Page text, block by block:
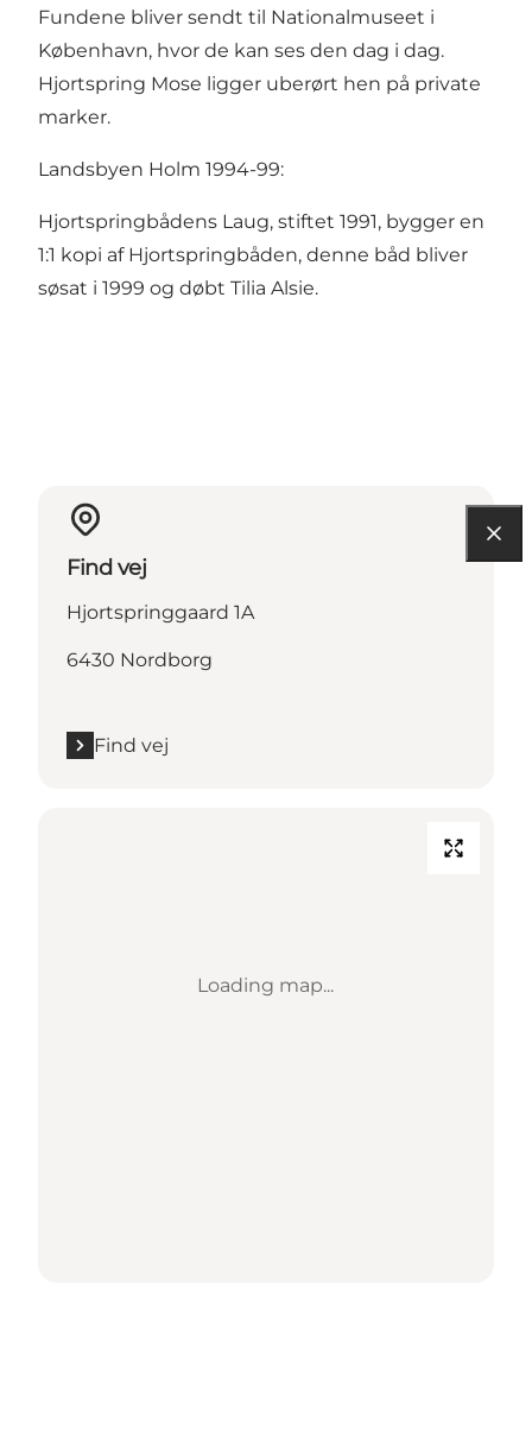
Fundene bliver sendt til Nationalmuseet i
København, hvor de kan ses den dag i dag.
Hjortspring Mose ligger uberørt hen på private
marker.
Landsbyen Holm 1994-99:
Hjortspringbådens Laug, stiftet 1991, bygger en
1:1 kopi af Hjortspringbåden, denne båd bliver
søsat i 1999 og døbt Tilia Alsie.
Find vej
Hjortspringgaard 1A
6430 Nordborg
Find vej
Loading map...